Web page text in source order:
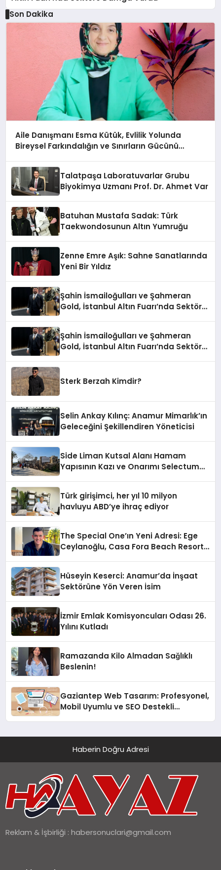
Son Dakika
Aile Danışmanı Esma Kütük, Evlilik Yolunda
Bireysel Farkındalığın ve Sınırların Gücünü
Talatpaşa Laboratuvarlar Grubu
Biyokimya Uzmanı Prof. Dr. Ahmet Var
Batuhan Mustafa Sadak: Türk
Taekwondosunun Altın Yumruğu
Zenne Emre Aşık: Sahne Sanatlarında
Yeni Bir Yıldız
Şahin İsmailoğulları ve Şahmeran
Gold, İstanbul Altın Fuarı’nda Sektöre
Şahin İsmailoğulları ve Şahmeran
Gold, İstanbul Altın Fuarı’nda Sektöre
Sterk Berzah Kimdir?
Selin Ankay Kılınç: Anamur Mimarlık’ın
Geleceğini Şekillendiren Yöneticisi
Side Liman Kutsal Alanı Hamam
Yapısının Kazı ve Onarımı Selectum
Türk girişimci, her yıl 10 milyon
havluyu ABD’ye ihraç ediyor
The Special One’ın Yeni Adresi: Ege
Ceylanoğlu, Casa Fora Beach Resort
Hüseyin Keserci: Anamur’da İnşaat
Sektörüne Yön Veren İsim
İzmir Emlak Komisyoncuları Odası 26.
Yılını Kutladı
Ramazanda Kilo Almadan Sağlıklı
Beslenin!
Gaziantep Web Tasarım: Profesyonel,
Mobil Uyumlu ve SEO Destekli
Haberin Doğru Adresi
Reklam & İşbirliği :habersonuclari@gmail.com